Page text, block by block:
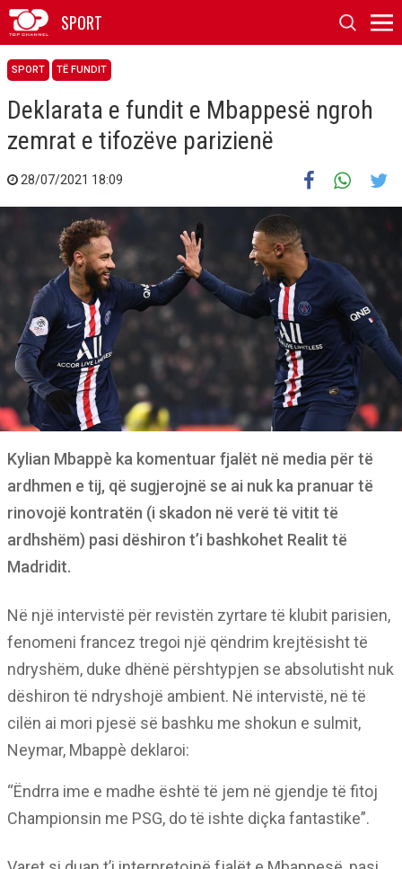
SPORT
SPORT TË FUNDIT
Deklarata e fundit e Mbappesë ngroh
zemrat e tifozëve parizienë
28/07/2021 18:09
Kylian Mbappè ka komentuar fjalët në media për të
ardhmen e tij, që sugjerojnë se ai nuk ka pranuar të
rinovojë kontratën (i skadon në verë të vitit të
ardhshëm) pasi dëshiron t’i bashkohet Realit të
Madridit.
Në një intervistë për revistën zyrtare të klubit parisien,
fenomeni francez tregoi një qëndrim krejtësisht të
ndryshëm, duke dhënë përshtypjen se absolutisht nuk
dëshiron të ndryshojë ambient. Në intervistë, në të
cilën ai mori pjesë së bashku me shokun e sulmit,
Neymar, Mbappè deklaroi:
“Ëndrra ime e madhe është të jem në gjendje të fitoj
Championsin me PSG, do të ishte diçka fantastike”.